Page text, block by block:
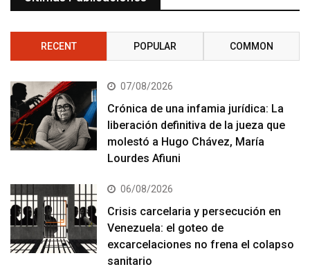
RECENT POPULAR COMMON
07/08/2026
Crónica de una infamia jurídica: La
liberación definitiva de la jueza que
molestó a Hugo Chávez, María
Lourdes Afiuni
06/08/2026
Crisis carcelaria y persecución en
Venezuela: el goteo de
excarcelaciones no frena el colapso
sanitario